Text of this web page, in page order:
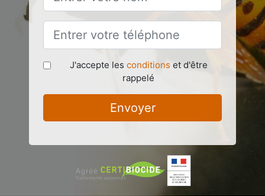
J'accepte les conditions et d'être
rappelé
Envoyer